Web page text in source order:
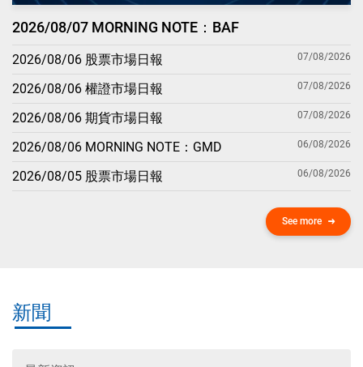
2026/08/07 MORNING NOTE：BAF
2026/08/06 股票市場日報 07/08/2026
2026/08/06 權證市場日報 07/08/2026
2026/08/06 期貨市場日報 07/08/2026
2026/08/06 MORNING NOTE：GMD 06/08/2026
2026/08/05 股票市場日報 06/08/2026
See more
新聞